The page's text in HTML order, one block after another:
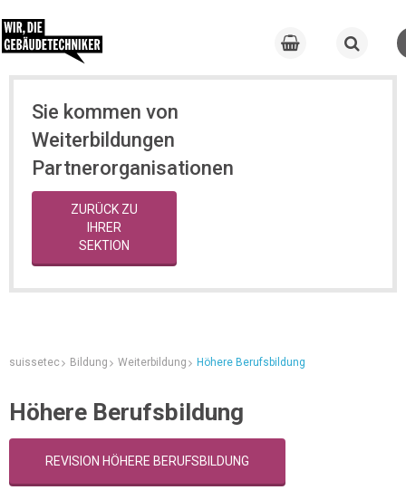
Sie kommen von
Weiterbildungen
Partnerorganisationen
ZURÜCK ZU
IHRER
SEKTION
suissetec Bildung Weiterbildung Höhere Berufsbildung
Höhere Berufsbildung
REVISION HÖHERE BERUFSBILDUNG